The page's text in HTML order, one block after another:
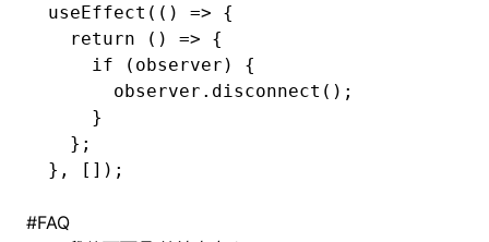
useEffect (() => {
  return
() => {
    if
(observer) {
      observer
.disconnect ();
    }
  };
} , []);
#FAQ